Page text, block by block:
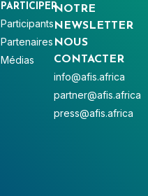
NOTRE
NEWSLETTER
NOUS
CONTACTER
info@afis.africa
partner@afis.africa
press@afis.africa
PARTICIPER
Participants
Partenaires
Médias